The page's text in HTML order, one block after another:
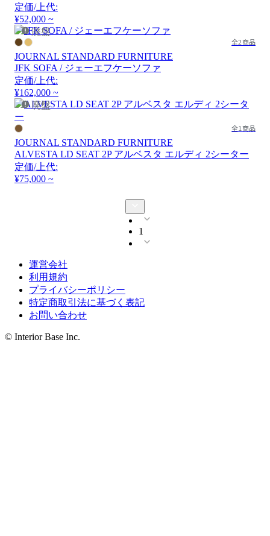
定価/上代:
¥52,000 ~
廃盤
全2商品
JOURNAL STANDARD FURNITURE
JFK SOFA / ジェーエフケーソファ
定価/上代:
¥162,000 ~
廃盤
全1商品
JOURNAL STANDARD FURNITURE
ALVESTA LD SEAT 2P アルベスタ エルディ 2シーター
定価/上代:
¥75,000 ~
1
運営会社
利用規約
プライバシーポリシー
特定商取引法に基づく表記
お問い合わせ
© Interior Base Inc.